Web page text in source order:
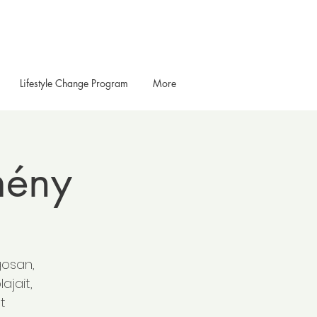
Lifestyle Change Program More